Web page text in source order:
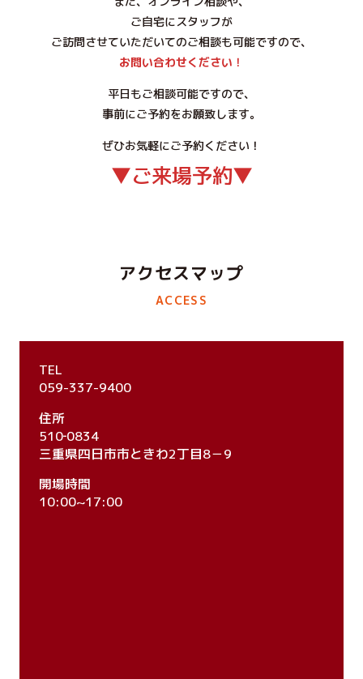
ご自宅にスタッフが
ご訪問させていただいてのご相談も可能ですので、
お問い合わせください ！
平日もご相談可能ですので、
事前にご予約をお願致します。
ぜひお気軽にご予約ください！
▼ご来場予約▼
アクセスマップ
ACCESS
TEL
059-337-9400
住所
510‐0834
三重県四日市市ときわ2丁目8－9
開場時間
10:00~17:00